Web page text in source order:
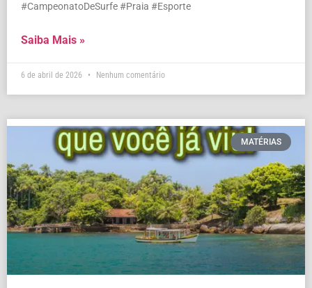
#CampeonatoDeSurfe #Praia #Esporte
Saiba Mais »
6 de abril de 2026 Nenhum comentário
MATÉRIAS